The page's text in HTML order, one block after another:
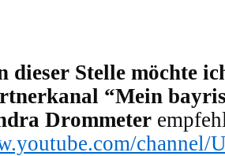
dieser Stelle möchte
“Mein
Drommeter